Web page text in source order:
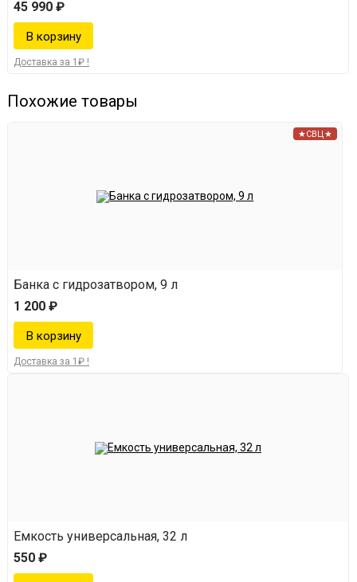
45 990 ₽
Доставка за 1₽ !
Похожие товары
★СВЦ★
Банка с гидрозатвором, 9 л
1 200 ₽
Доставка за 1₽ !
Емкость универсальная, 32 л
550 ₽